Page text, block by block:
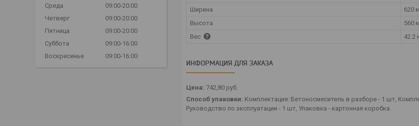
Ширина
620
Высота
560
Вес
42.2
ИНФОРМАЦИЯ ДЛЯ ЗАКАЗА
Цена: 742,80 руб.
Способ упаковки: Комплектация: Бетоносмеситель в разборе - 1 шт,
Руководство по эксплуатации - 1 шт, Упаковка - картонная коробка.
Среда
09:00-20:00
Четверг
09:00-20:00
Пятница
09:00-20:00
Суббота
09:00-16:00
Воскресенье
09:00-16:00